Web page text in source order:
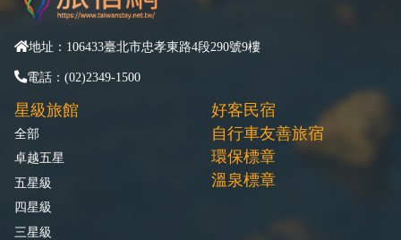
地址：106433臺北市忠孝東路4段290號9樓
電話：(02)2349-1500
星級旅館
全部
卓越五星
五星級
四星級
三星級
好客民宿
自行車友善旅宿
環保標章
溫泉標章